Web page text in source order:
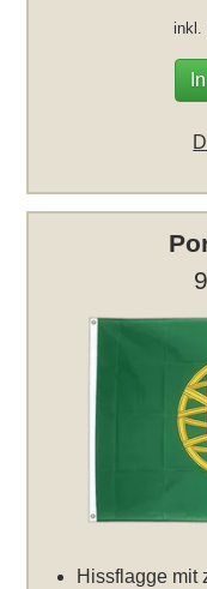
Hissflagge mit